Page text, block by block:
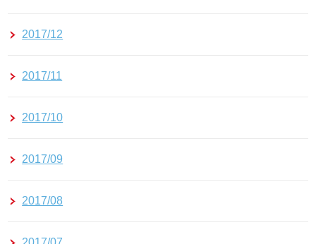
2017/12
2017/11
2017/10
2017/09
2017/08